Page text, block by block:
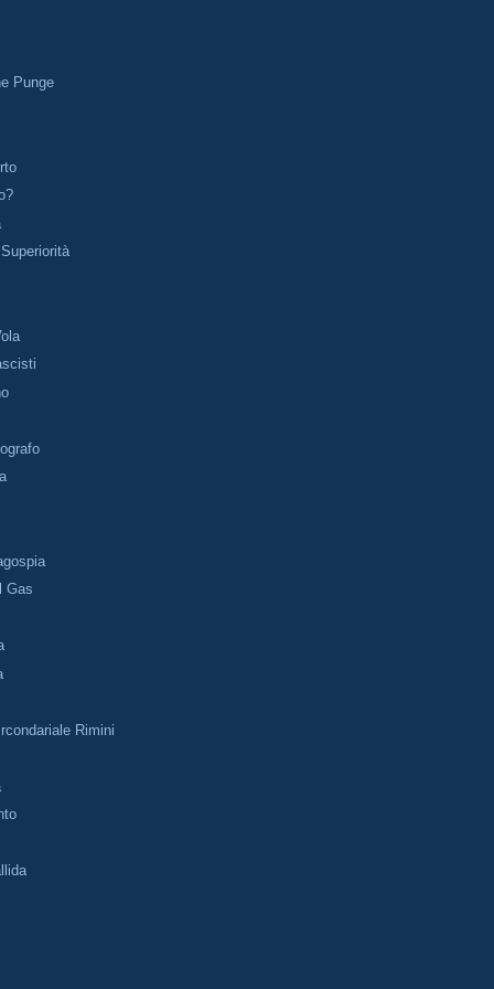
Punge
Gas
Rimini